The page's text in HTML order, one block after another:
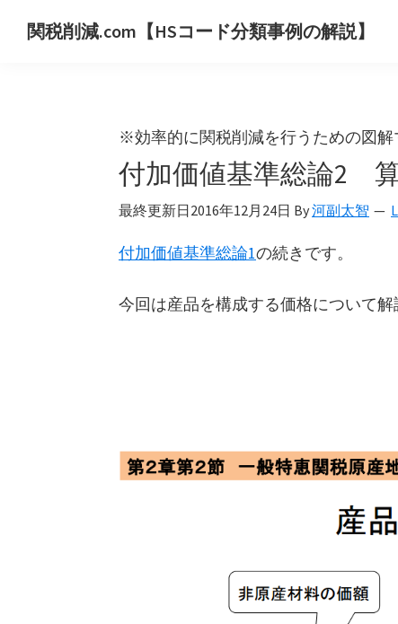
関税削減.com【HSコード分類事例の解説】
※効率的に関税削減を行うための図解
付加価値基準総論2
最終更新日2016年12月24日 By河副太智
付加価値基準総論1の続きです。
今回は産品を構成する価格について解